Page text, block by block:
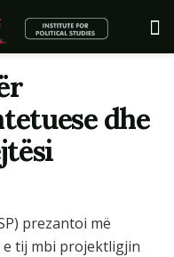
dhe
prezantoi më
e tij mbi projektligjin